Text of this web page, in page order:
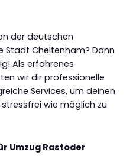
der deutschen
Stadt Cheltenham? Dann
Als erfahrenes
wir dir professionelle
Services, um deinen
wie möglich zu
Umzug Rastoder